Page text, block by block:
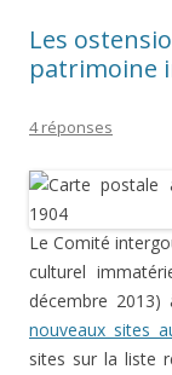
Les
patrimoine
4 réponses
Le Comité
culturel
décembre
nouveaux sites
sites sur la liste